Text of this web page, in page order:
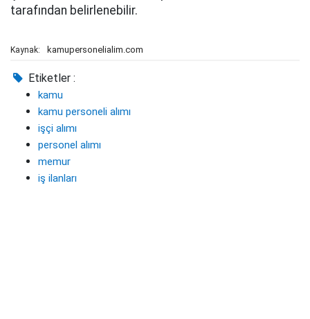
tarafından belirlenebilir.
Kaynak: kamupersonelialim.com
Etiketler :
kamu
kamu personeli alımı
işçi alımı
personel alımı
memur
iş ilanları